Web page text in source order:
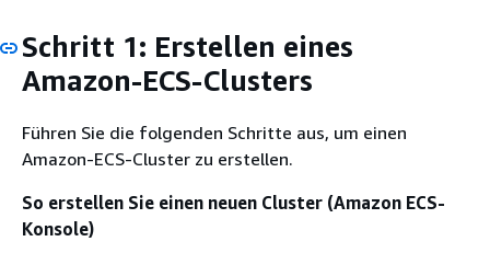
Schritt 1: Erstellen eines
Amazon-ECS-Clusters
Führen Sie die folgenden Schritte aus, um einen
Amazon-ECS-Cluster zu erstellen.
So erstellen Sie einen neuen Cluster (Amazon ECS-
Konsole)